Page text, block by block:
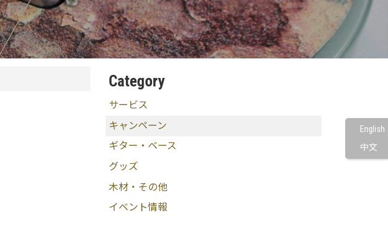
English
中文
Category
サービス
キャンペーン
ギター・ベース
グッズ
木材・その他
イベント情報